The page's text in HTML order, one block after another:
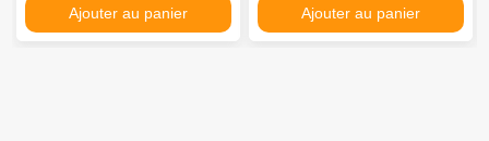
Ajouter au panier Ajouter au panier